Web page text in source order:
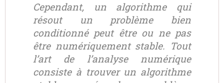
Cependant, un algorithme qui
résout un problème bien
conditionné peut être ou ne pas
être numériquement stable. Tout
l’art de l’analyse numérique
consiste à trouver un algorithme